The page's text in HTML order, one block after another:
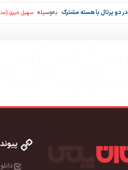
در دو پرتال با هسته مشترک به‌وسیله سهیل خیری